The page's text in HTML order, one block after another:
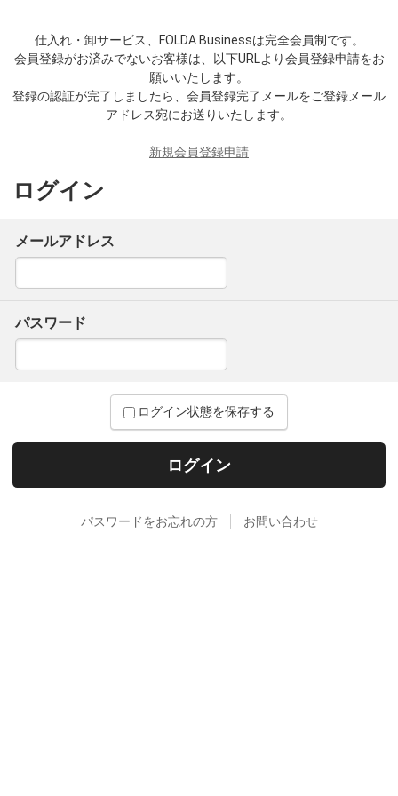
仕入れ・卸サービス、FOLDA Businessは完全会員制です。
会員登録がお済みでないお客様は、以下URLより会員登録申請をお
願いいたします。
登録の認証が完了しましたら、会員登録完了メールをご登録メール
アドレス宛にお送りいたします。
新規会員登録申請
ログイン
メールアドレス
パスワード
ログイン状態を保存する
パスワードをお忘れの方 お問い合わせ